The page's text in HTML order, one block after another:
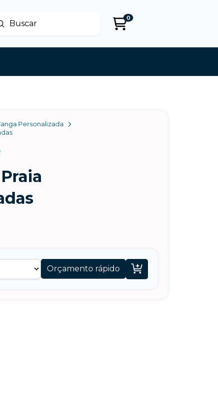
Enviar
0
Personalizada
Orçamento rápido 